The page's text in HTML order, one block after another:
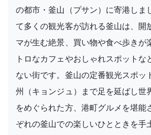
の都市・釜山（プサン）に寄港しま
て多くの観光客が訪れる釜山は、開
マが生む絶景、買い物や食べ歩きが
トロなカフェやおしゃれスポットな
ない街です。釜山の定番観光スポッ
州（キョンジュ）まで足を延ばし世
をめぐられた方、港町グルメを堪
ぞれの釜山での楽しいひとときを手